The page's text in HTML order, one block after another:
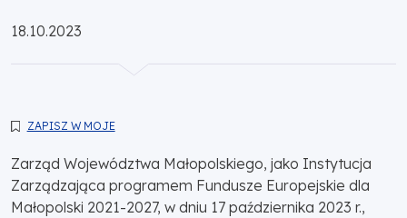
Opublikowano:
18.10.2023
ZAPISZ W MOJE
Zarząd Województwa Małopolskiego, jako Instytucja
Zarządzająca programem Fundusze Europejskie dla
Małopolski 2021-2027, w dniu 17 października 2023 r.,